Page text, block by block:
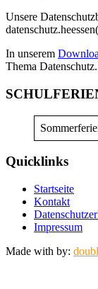
Unsere
In unserem
Thema Datenschutz.
Quicklinks
Startseite
Kontakt
Impressum
Made with by: